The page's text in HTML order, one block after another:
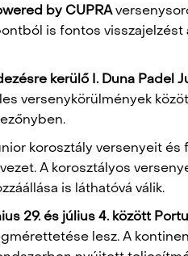
by CUPRA
is fontos visszajelzést
kerülő I. Duna Padel
versenykörülmények
korosztály versenyeit és
A korosztályos
is láthatóvá válik.
29. és július 4. között
lesz. A